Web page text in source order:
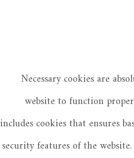
Necessary cookies are
website to function
includes cookies that ensures
security features of the